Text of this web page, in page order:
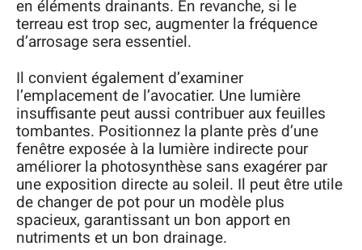
en éléments drainants. En revanche, si le
terreau est trop sec, augmenter la fréquence
d’arrosage sera essentiel.
Il convient également d’examiner
l’emplacement de l’avocatier. Une lumière
insuffisante peut aussi contribuer aux feuilles
tombantes. Positionnez la plante près d’une
fenêtre exposée à la lumière indirecte pour
améliorer la photosynthèse sans exagérer par
une exposition directe au soleil. Il peut être utile
de changer de pot pour un modèle plus
spacieux, garantissant un bon apport en
nutriments et un bon drainage.